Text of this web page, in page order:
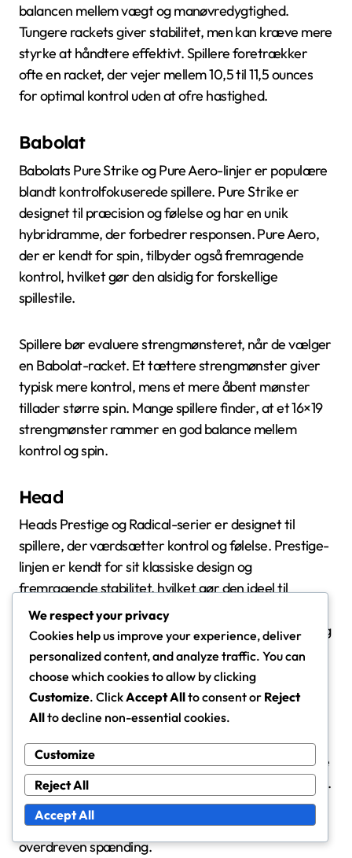
balancen mellem vægt og manøvredygtighed.
Tungere rackets giver stabilitet, men kan kræve mere
styrke at håndtere effektivt. Spillere foretrækker
ofte en racket, der vejer mellem 10,5 til 11,5 ounces
for optimal kontrol uden at ofre hastighed.
Babolat
Babolats Pure Strike og Pure Aero-linjer er populære
blandt kontrolfokuserede spillere. Pure Strike er
designet til præcision og følelse og har en unik
hybridramme, der forbedrer responsen. Pure Aero,
der er kendt for spin, tilbyder også fremragende
kontrol, hvilket gør den alsidig for forskellige
spillestile.
Spillere bør evaluere strengmønsteret, når de vælger
en Babolat-racket. Et tættere strengmønster giver
typisk mere kontrol, mens et mere åbent mønster
tillader større spin. Mange spillere finder, at et 16×19
strengmønster rammer en god balance mellem
kontrol og spin.
Head
Heads Prestige og Radical-serier er designet til
spillere, der værdsætter kontrol og følelse. Prestige-
linjen er kendt for sit klassiske design og
fremragende stabilitet, hvilket gør den ideel til
spillere, der rammer med præcision. Radical-serien,
selvom den er lidt mere tilgivende, opretholder stadig
fokus på kontrol og alsidighed.
Når man overvejer Head-rackets, skal man være
opmærksom på grebsstørrelsen og rammes stivhed.
Et komfortabelt greb kan have en betydelig
indvirkning på præstationen, mens en stivere ramme
kan forbedre kraften, men muligvis reducere følelsen.
Mange avancerede spillere foretrækker en
grebsstørrelse, der giver et sikkert greb uden
overdreven spænding.
We respect your privacy
Cookies help us improve your experience, deliver
personalized content, and analyze traffic. You can
choose which cookies to allow by clicking
Customize. ClickAccept Allto consent or Reject
Allto decline non-essential cookies.
Customize
Reject All
Accept All